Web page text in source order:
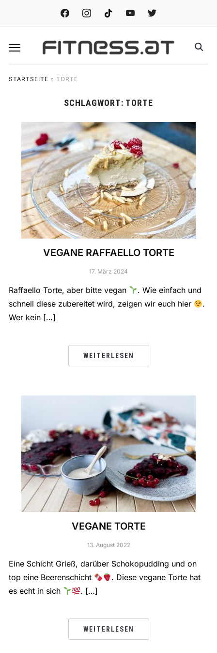
facebook instagramtiktok youtube twitter
STARTSEITE » TORTE
SCHLAGWORT: TORTE
VEGANE RAFFAELLO TORTE
17. März 2024
Raffaello Torte, aber bitte vegan
. Wie einfach und
schnell diese zubereitet wird, zeigen wir euch hier
.
Wer kein […]
WEITERLESEN
VEGANE TORTE
13. August 2022
Eine Schicht Grieß, darüber Schokopudding und on
top eine Beerenschicht
. Diese vegane Torte hat
es echt in sich
. […]
WEITERLESEN